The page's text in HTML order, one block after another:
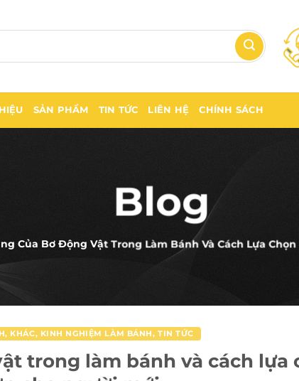
SẢN PHẨM TIN TỨC LIÊN HỆ CHÍNH SÁCH
Blog
Của Bơ Động Vật Trong Làm Bánh Và Cách Lựa
, KHÁC, KINH NGHIỆM LÀM BÁNH, TIN TỨC
trong làm bánh và cách lựa